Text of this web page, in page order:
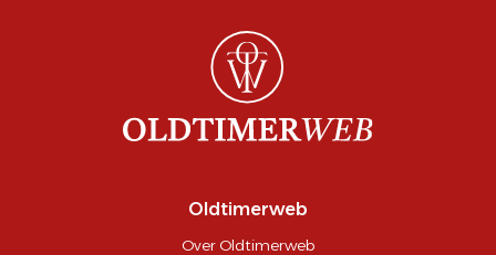
Oldtimerweb
Over Oldtimerweb